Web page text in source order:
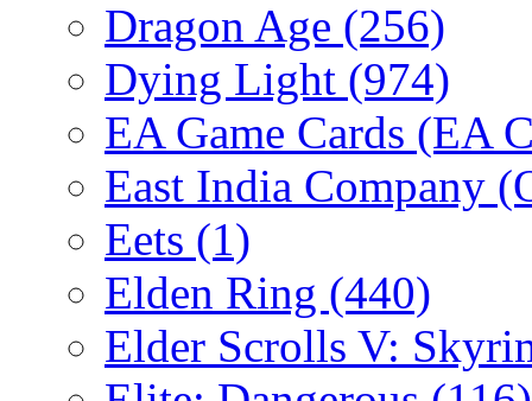
Dragon Age (256)
Dying Light (974)
EA Game Cards (EA
East India Company
Eets (1)
Elden Ring (440)
Elder Scrolls V: